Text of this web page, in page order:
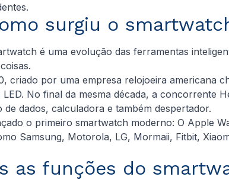
surgiu o
é uma evolução das ferramentas
criado por uma empresa relojoeira americana
No final da mesma década, a concorrente
dados, calculadora e também despertador.
o primeiro smartwatch moderno: O Apple
Samsung, Motorola, LG, Mormaii, Fitbit,
as funções do